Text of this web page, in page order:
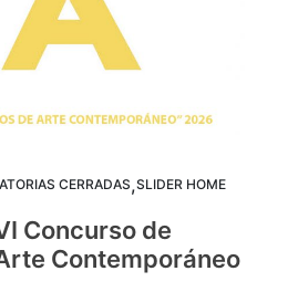
CERRADAS,SLIDER HOME
Concurso de
Contemporáneo